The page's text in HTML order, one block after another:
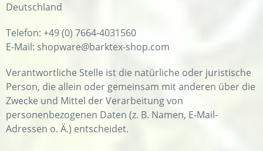
Deutschland
Telefon: +49 (0) 7664-4031560
E-Mail: shopware@barktex-shop.com
Verantwortliche Stelle ist die natürliche oder juristische
Person, die allein oder gemeinsam mit anderen über die
Zwecke und Mittel der Verarbeitung von
personenbezogenen Daten (z. B. Namen, E-Mail-
Adressen o. Ä.) entscheidet.